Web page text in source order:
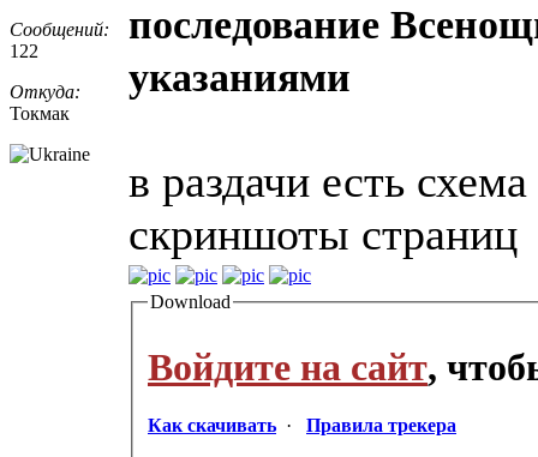
Сообщений:
122
Откуда:
Токмак
последование
указаниями
в раздачи есть
скриншоты страниц
Download
Войдите на сайт,
Как скачивать · Правила трекера